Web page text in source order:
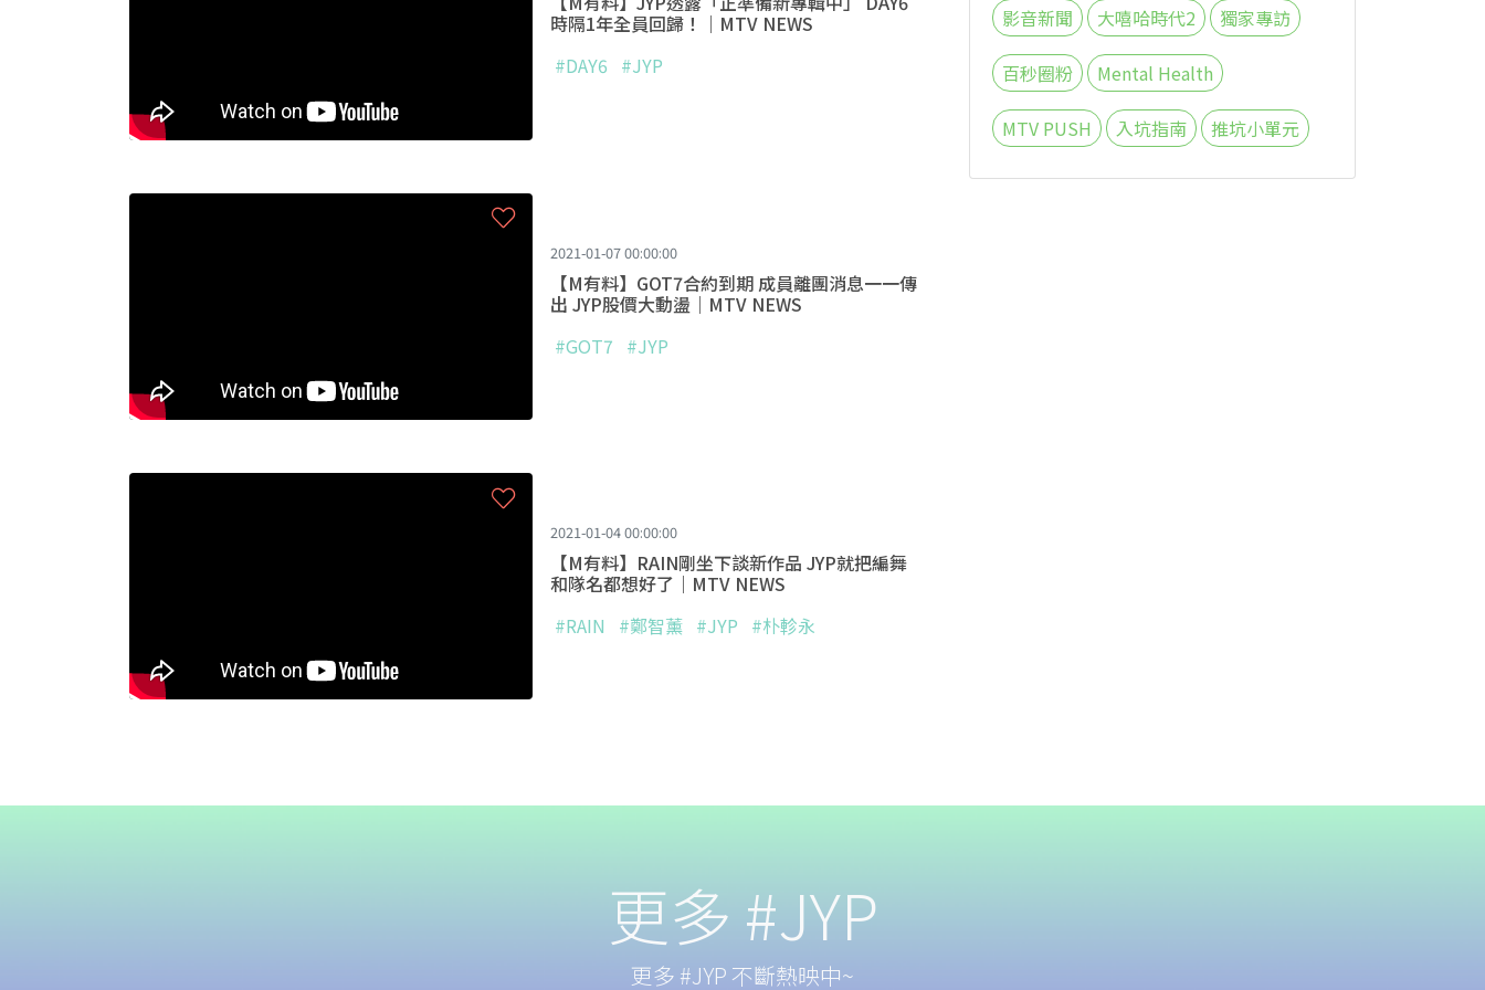
影音新聞 大嘻哈時代2 獨家專訪
百秒圈粉 Mental Health
MTV PUSH 入坑指南 推坑小單元
時隔1年全員回歸！｜MTV NEWS
#DAY6 #JYP
2021-01-07 00:00:00
【M有料】GOT7合約到期 成員離團消息一一傳
出 JYP股價大動盪｜MTV NEWS
#GOT7 #JYP
2021-01-04 00:00:00
【M有料】RAIN剛坐下談新作品 JYP就把編舞
和隊名都想好了｜MTV NEWS
#RAIN
#鄭智薰 #JYP #朴軫永
更多 #JYP
更多 #JYP 不斷熱映中~